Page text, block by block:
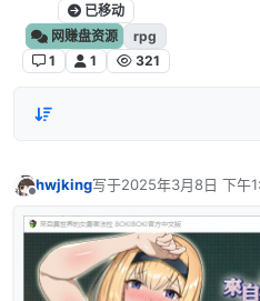
已移动
网赚盘资源
rpg
1
1 321
离线
hwjking写于2025年3月8日 下午
最后由 编辑